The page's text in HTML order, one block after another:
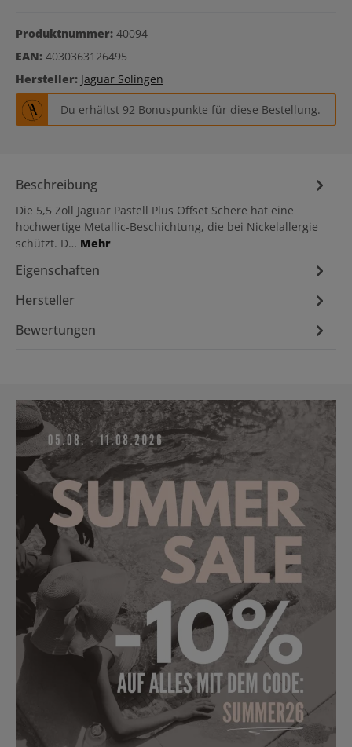
Produktnummer: 40094
EAN: 4030363126495
Hersteller: Jaguar Solingen
Du erhältst 92 Bonuspunkte für diese Bestellung.
Beschreibung
Die 5,5 Zoll Jaguar Pastell Plus Offset Schere hat eine
hochwertige Metallic-Beschichtung, die bei Nickelallergie
schützt. D… Mehr
Eigenschaften
Hersteller
Bewertungen